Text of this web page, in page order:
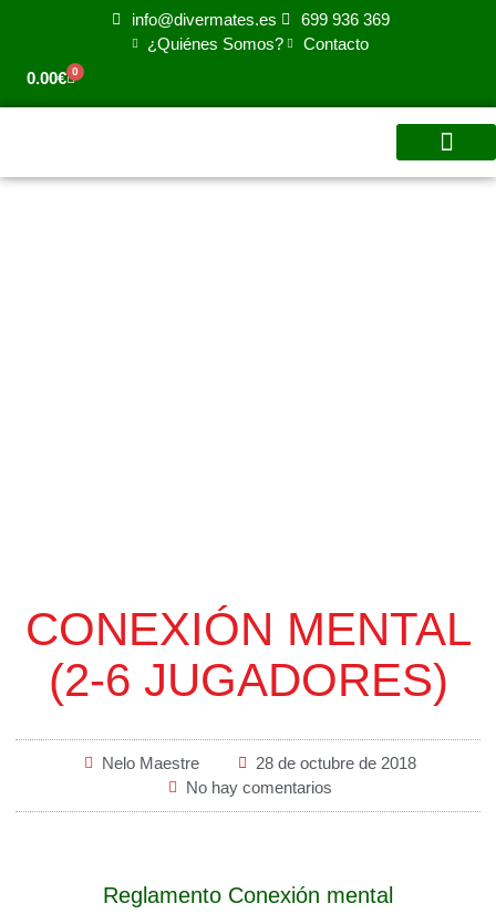
info@divermates.es
699 936 369
¿Quiénes Somos?
Contacto
0.00€ 0
CONEXIÓN MENTAL
(2-6 JUGADORES)
Nelo Maestre
28 de octubre de 2018
No hay comentarios
Reglamento Conexión mental